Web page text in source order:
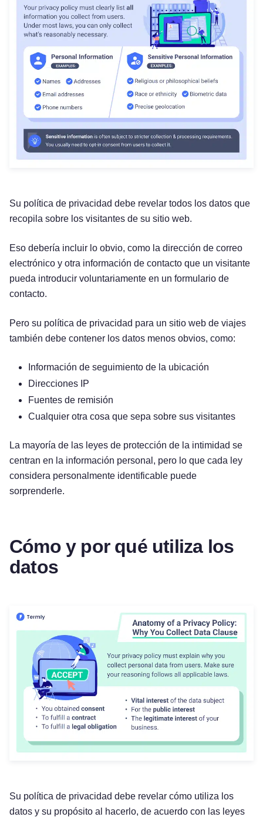
Su política de privacidad debe revelar todos los datos que
recopila sobre los visitantes de su sitio web.
Eso debería incluir lo obvio, como la dirección de correo
electrónico y otra información de contacto que un visitante
pueda introducir voluntariamente en un formulario de
contacto.
Pero su política de privacidad para un sitio web de viajes
también debe contener los datos menos obvios, como:
Información de seguimiento de la ubicación
Direcciones IP
Fuentes de remisión
Cualquier otra cosa que sepa sobre sus visitantes
La mayoría de las leyes de protección de la intimidad se
centran en la información personal, pero lo que cada ley
considera personalmente identificable puede
sorprenderle.
Cómo y por qué utiliza los
datos
Su política de privacidad debe revelar cómo utiliza los
datos y su propósito al hacerlo, de acuerdo con las leyes